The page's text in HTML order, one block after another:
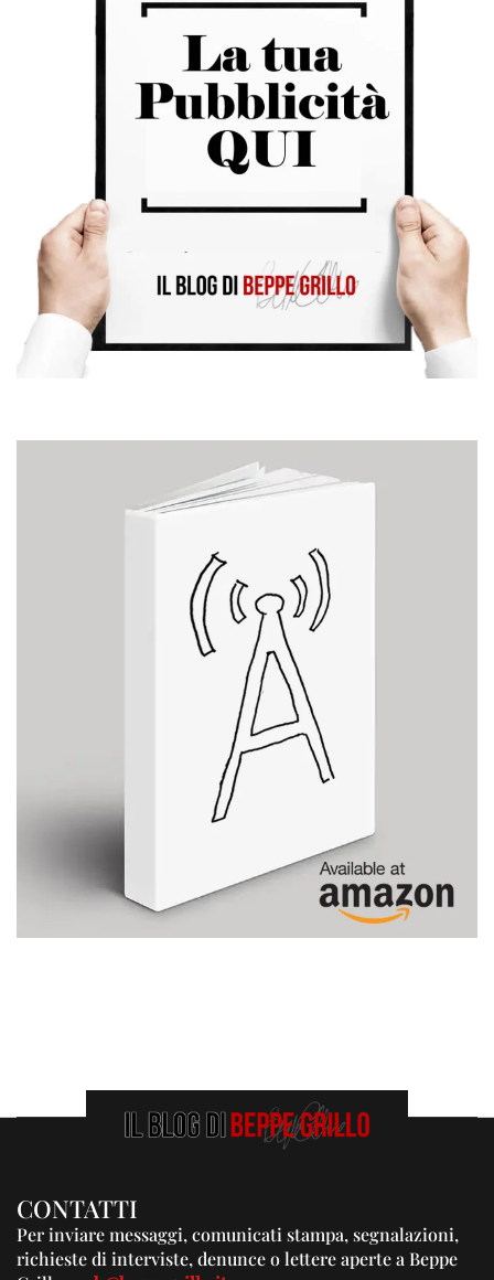
CONTATTI
Per inviare messaggi, comunicati stampa, segnalazioni,
richieste di interviste, denunce o lettere aperte a Beppe